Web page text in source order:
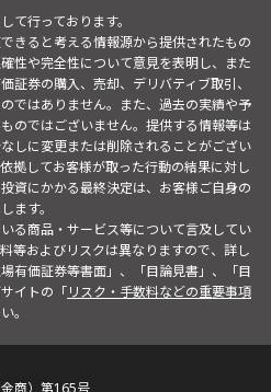
て行っております。
きると考える情報源から提供されたもの
性や完全性について意見を表明し、また
証券の購入、売却、デリバティブ取引、
ではありません。また、過去の実績や予
のではございません。提供する情報等は
しに変更または削除されることがござい
拠してお客様が取った行動の結果に対し
資にかかる最終決定は、お客様ご自身の
ます。
る商品・サービス等について言及してい
等およびリスクは異なりますので、詳し
有価証券等書面」、「目論見書」、「目
イトの「リスク・手数料などの重要事項
。
商）第165号